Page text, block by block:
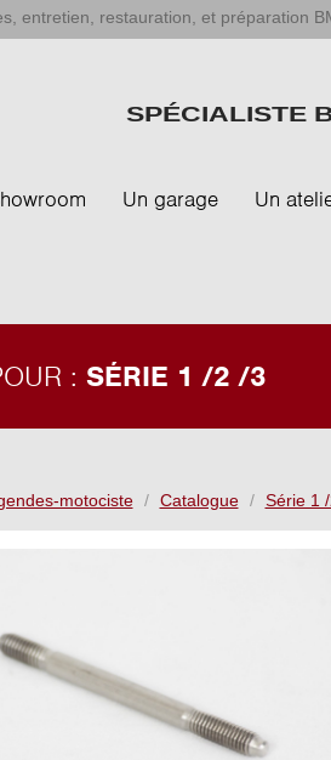
entretien, restauration, et préparation
SPÉCIALISTE
Un garage Un
: SÉRIE 1 /2 /3
motociste Catalogue Série 1